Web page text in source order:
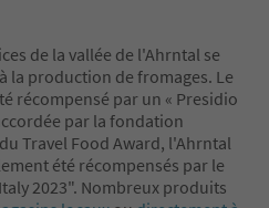
de la vallée de l'Ahrntal se
la production de fromages. Le
récompensé par un « Presidio
par la fondation
Travel Food Award, l'Ahrntal
été récompensés par le
2023". Nombreux produits